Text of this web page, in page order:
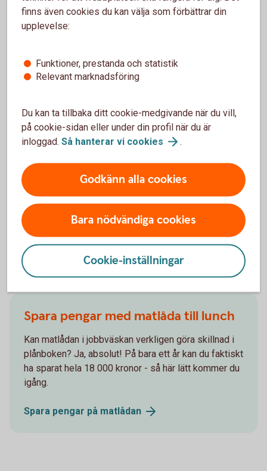
Tjänsten finns i vår app och den är helt kostnadsfri.
Andra läser också
För mycket månad kvar i slutet av lönen? Här är våra
20 bästa tips på hur du lever sparsamt – utan att det
blir torftigt.
Ekonomiska tips – klara dig på litepengar
Spara pengar med matlåda till lunch
Kan matlådan i jobbväskan verkligen göra skillnad i
plånboken? Ja, absolut! På bara ett år kan du faktiskt
ha sparat hela 18 000 kronor - så här lätt kommer du
igång.
Spara pengar på matlådan
finns även cookies du kan välja som förbättrar din
upplevelse:
Funktioner, prestanda och statistik
Relevant marknadsföring
Du kan ta tillbaka ditt cookie-medgivande när du vill,
på cookie-sidan eller under din profil när du är
inloggad. Så hanterar vi cookies .
Godkänn alla cookies
Bara nödvändiga cookies
Cookie-inställningar